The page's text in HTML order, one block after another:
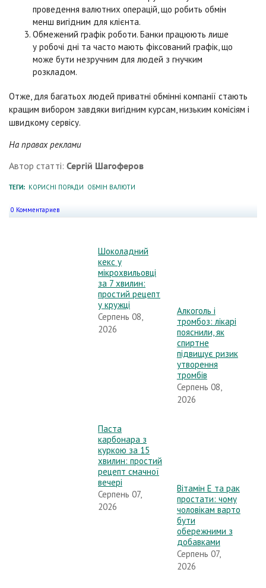
проведення валютних операцій, що робить обмін
менш вигідним для клієнта.
Обмежений графік роботи. Банки працюють лише
у робочі дні та часто мають фіксований графік, що
може бути незручним для людей з гнучким
розкладом.
Отже, для багатьох людей приватні обмінні компанії стають
кращим вибором завдяки вигідним курсам, низьким комісіям і
швидкому сервісу.
На правах реклами
Автор статті: Сергій Шагоферов
ТЕГИ: КОРИСНІ ПОРАДИ ОБМІН ВАЛЮТИ
0 Комментариев
Шоколадний
кекс у
мікрохвильовці
за 7 хвилин:
простий рецепт
у кружці
Серпень 08,
2026
Алкоголь і
тромбоз: лікарі
пояснили, як
спиртне
підвищує ризик
утворення
тромбів
Серпень 08,
2026
Паста
карбонара з
куркою за 15
хвилин: простий
рецепт смачної
вечері
Серпень 07,
2026
Вітамін Е та рак
простати: чому
чоловікам варто
бути
обережними з
добавками
Серпень 07,
2026